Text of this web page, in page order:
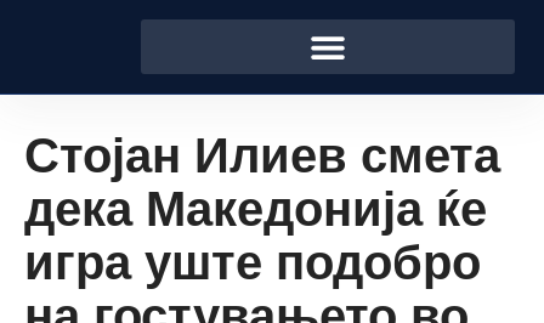
Стојан Илиев смета
дека Македонија ќе
игра уште подобро